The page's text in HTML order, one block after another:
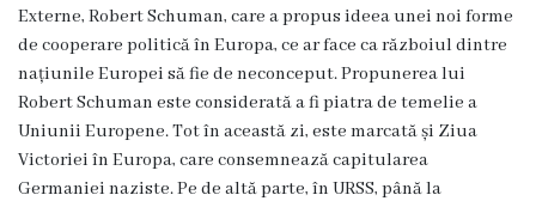
Aparatul
primăriei
Competențele
primarului
Externe, Robert Schuman, care a propus ideea unei noi forme
de cooperare politică în Europa, ce ar face ca războiul dintre
națiunile Europei să fie de neconceput. Propunerea lui
Robert Schuman este considerată a fi piatra de temelie a
Uniunii Europene. Tot în această zi, este marcată și Ziua
Victoriei în Europa, care consemnează capitularea
Germaniei naziste. Pe de altă parte, în URSS, până la